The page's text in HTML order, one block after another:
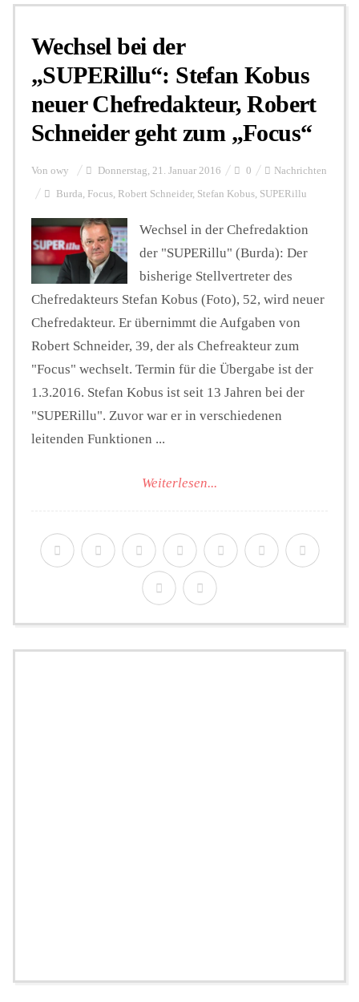
Personalien
Hintergrund
FUNKTURM-Beiträge
Podcast
Seminare
Unterstützen
Wechsel bei der
„SUPERillu“: Stefan Kobus
neuer Chefredakteur, Robert
Schneider geht zum „Focus“
Von owy Donnerstag, 21. Januar 2016 0 Nachrichten
Burda, Focus, Robert Schneider, Stefan Kobus, SUPERillu
Wechsel in der Chefredaktion
der "SUPERillu" (Burda): Der
bisherige Stellvertreter des
Chefredakteurs Stefan Kobus (Foto), 52, wird neuer
Chefredakteur. Er übernimmt die Aufgaben von
Robert Schneider, 39, der als Chefreakteur zum
"Focus" wechselt. Termin für die Übergabe ist der
1.3.2016. Stefan Kobus ist seit 13 Jahren bei der
"SUPERillu". Zuvor war er in verschiedenen
leitenden Funktionen ...
Weiterlesen...